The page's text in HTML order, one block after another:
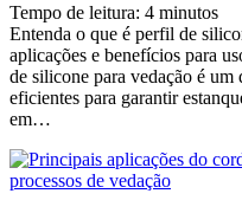
Tempo de leitura: 4 minutos
Entenda o que é perfil de
aplicações e benefícios para
de silicone para vedação é um
eficientes para garantir
em…